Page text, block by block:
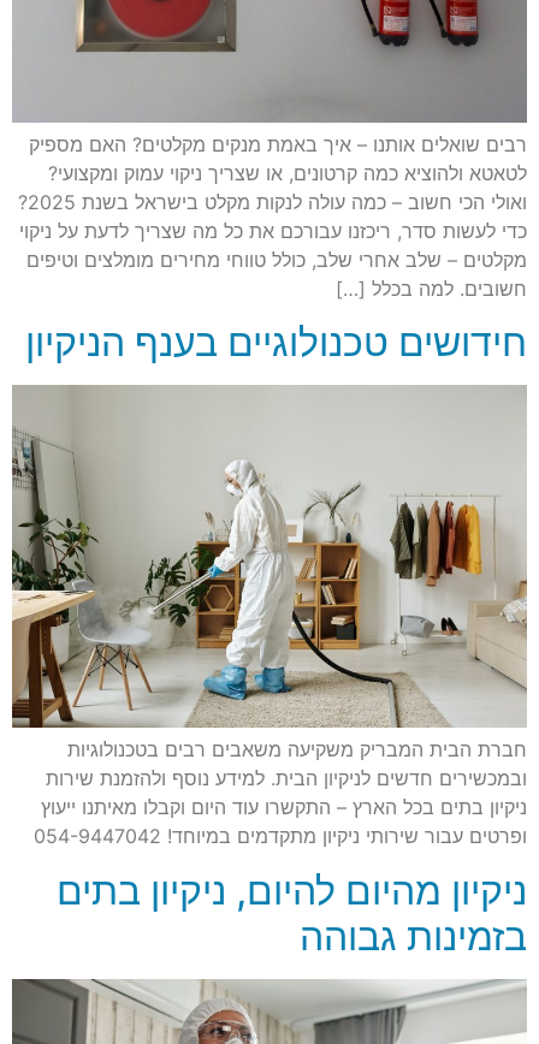
רבים שואלים אותנו – איך באמת מנקים מקלטים? האם מספיק
לטאטא ולהוציא כמה קרטונים, או שצריך ניקוי עמוק ומקצועי?
ואולי הכי חשוב – כמה עולה לנקות מקלט בישראל בשנת 2025?
כדי לעשות סדר, ריכזנו עבורכם את כל מה שצריך לדעת על ניקוי
מקלטים – שלב אחרי שלב, כולל טווחי מחירים מומלצים וטיפים
חשובים. למה בכלל […]
חידושים טכנולוגיים בענף הניקיון
חברת הבית המבריק משקיעה משאבים רבים בטכנולוגיות
ובמכשירים חדשים לניקיון הבית. למידע נוסף ולהזמנת שירות
ניקיון בתים בכל הארץ – התקשרו עוד היום וקבלו מאיתנו ייעוץ
ופרטים עבור שירותי ניקיון מתקדמים במיוחד! 054-9447042
ניקיון מהיום להיום, ניקיון בתים
בזמינות גבוהה